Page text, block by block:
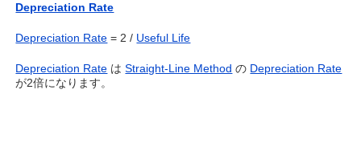
Depreciation Rate
Depreciation Rate = 2 / Useful Life
Depreciation Rate はStraight-Line Method の Depreciation Rate
が2倍になります。